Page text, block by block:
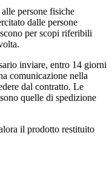
persone fisiche
dalle persone
per scopi riferibili
inviare, entro 14 giorni
comunicazione nella
dal contratto. Le
quelle di spedizione
il prodotto restituito